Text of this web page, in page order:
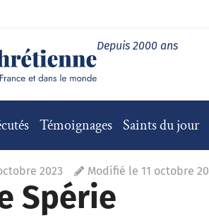
Depuis 2000 ans
Témoignages Saints du jour
2023 Modifié le 11 octobre
Spérie